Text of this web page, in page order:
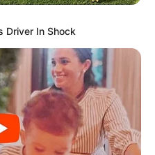
Driver In Shock